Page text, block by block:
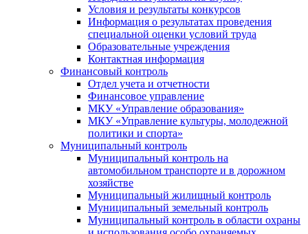
Условия и результаты конкурсов
Информация о результатах проведения
специальной оценки условий труда
Образовательные учреждения
Контактная информация
Финансовый контроль
Отдел учета и отчетности
Финансовое управление
МКУ «Управление образования»
МКУ «Управление культуры, молодежной
политики и спорта»
Муниципальный контроль
Муниципальный контроль на
автомобильном транспорте и в дорожном
хозяйстве
Муниципальный жилищный контроль
Муниципальный земельный контроль
Муниципальный контроль в области охраны